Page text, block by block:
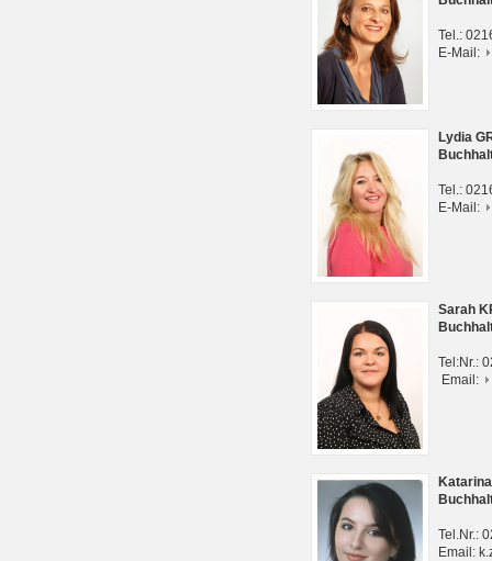
Tel.:
E-Mail:
Lydia
Tel.:
E-Mail:
Sarah
Tel:Nr.:
Email:
Tel.Nr.:
Email: